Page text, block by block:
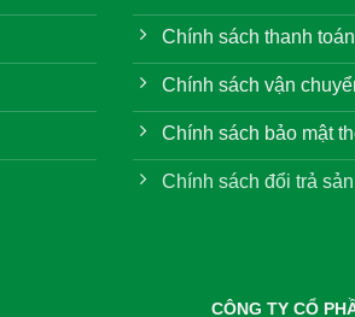
Chính sách thanh toán
Chính sách vận
Chính sách bảo mật
Chính sách đổi trả
CÔNG TY CỔ